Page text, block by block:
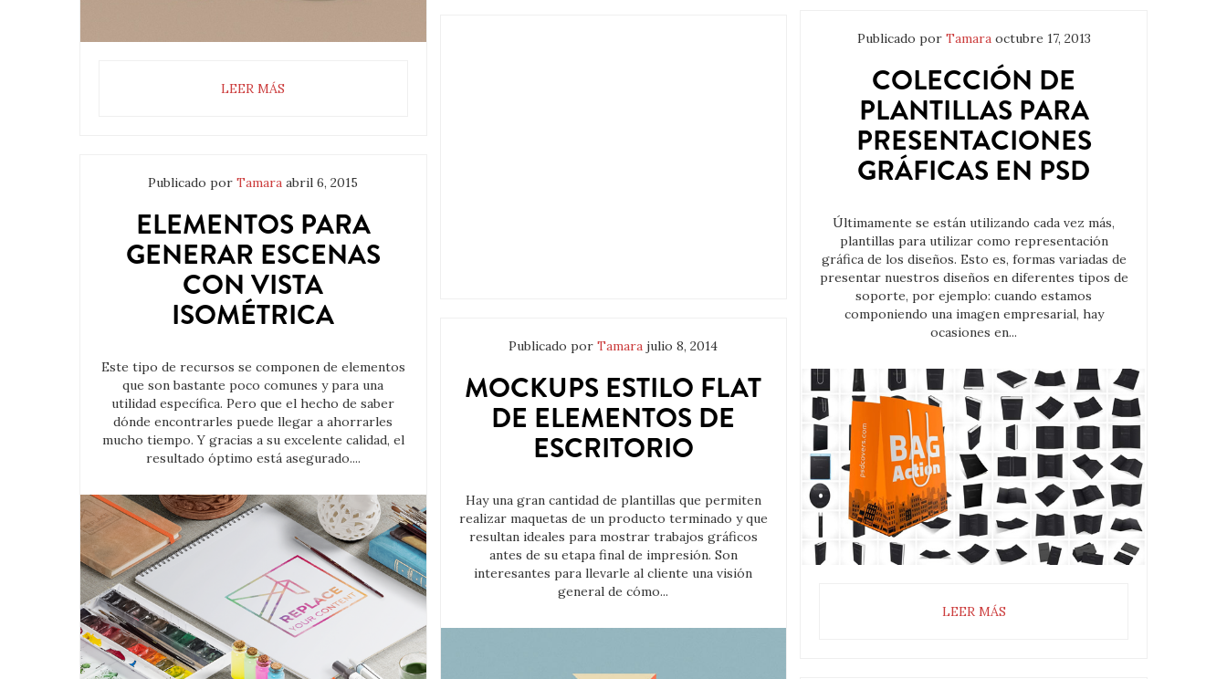
LEER MÁS
Publicado porTamara abril 6, 2015
ELEMENTOS PARA
GENERAR ESCENAS
CON VISTA
ISOMÉTRICA
Este tipo de recursos se componen de elementos
que son bastante poco comunes y para una
utilidad específica. Pero que el hecho de saber
dónde encontrarles puede llegar a ahorrarles
mucho tiempo. Y gracias a su excelente calidad, el
resultado óptimo está asegurado....
Publicado porTamara julio 8, 2014
MOCKUPS ESTILO FLAT
DE ELEMENTOS DE
ESCRITORIO
Hay una gran cantidad de plantillas que permiten
realizar maquetas de un producto terminado y que
resultan ideales para mostrar trabajos gráficos
antes de su etapa final de impresión. Son
interesantes para llevarle al cliente una visión
general de cómo...
Publicado por Tamara octubre 17, 2013
COLECCIÓN DE
PLANTILLAS PARA
PRESENTACIONES
GRÁFICAS EN PSD
Últimamente se están utilizando cada vez más,
plantillas para utilizar como representación
gráfica de los diseños. Esto es, formas variadas de
presentar nuestros diseños en diferentes tipos de
soporte, por ejemplo: cuando estamos
componiendo una imagen empresarial, hay
ocasiones en...
LEER MÁS